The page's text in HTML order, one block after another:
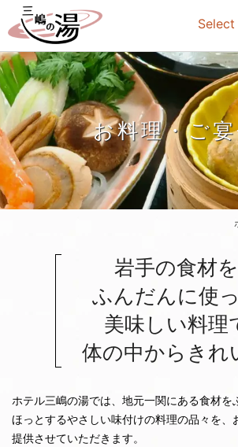
お料理・ご
岩手の食材を
ふんだんに使
美味しい料理
体の中からきれ
ホテル三嶋の湯では、地元一関にある食材を
ほっとするやさしい味付けの料理の品々を、
提供させていただきます。